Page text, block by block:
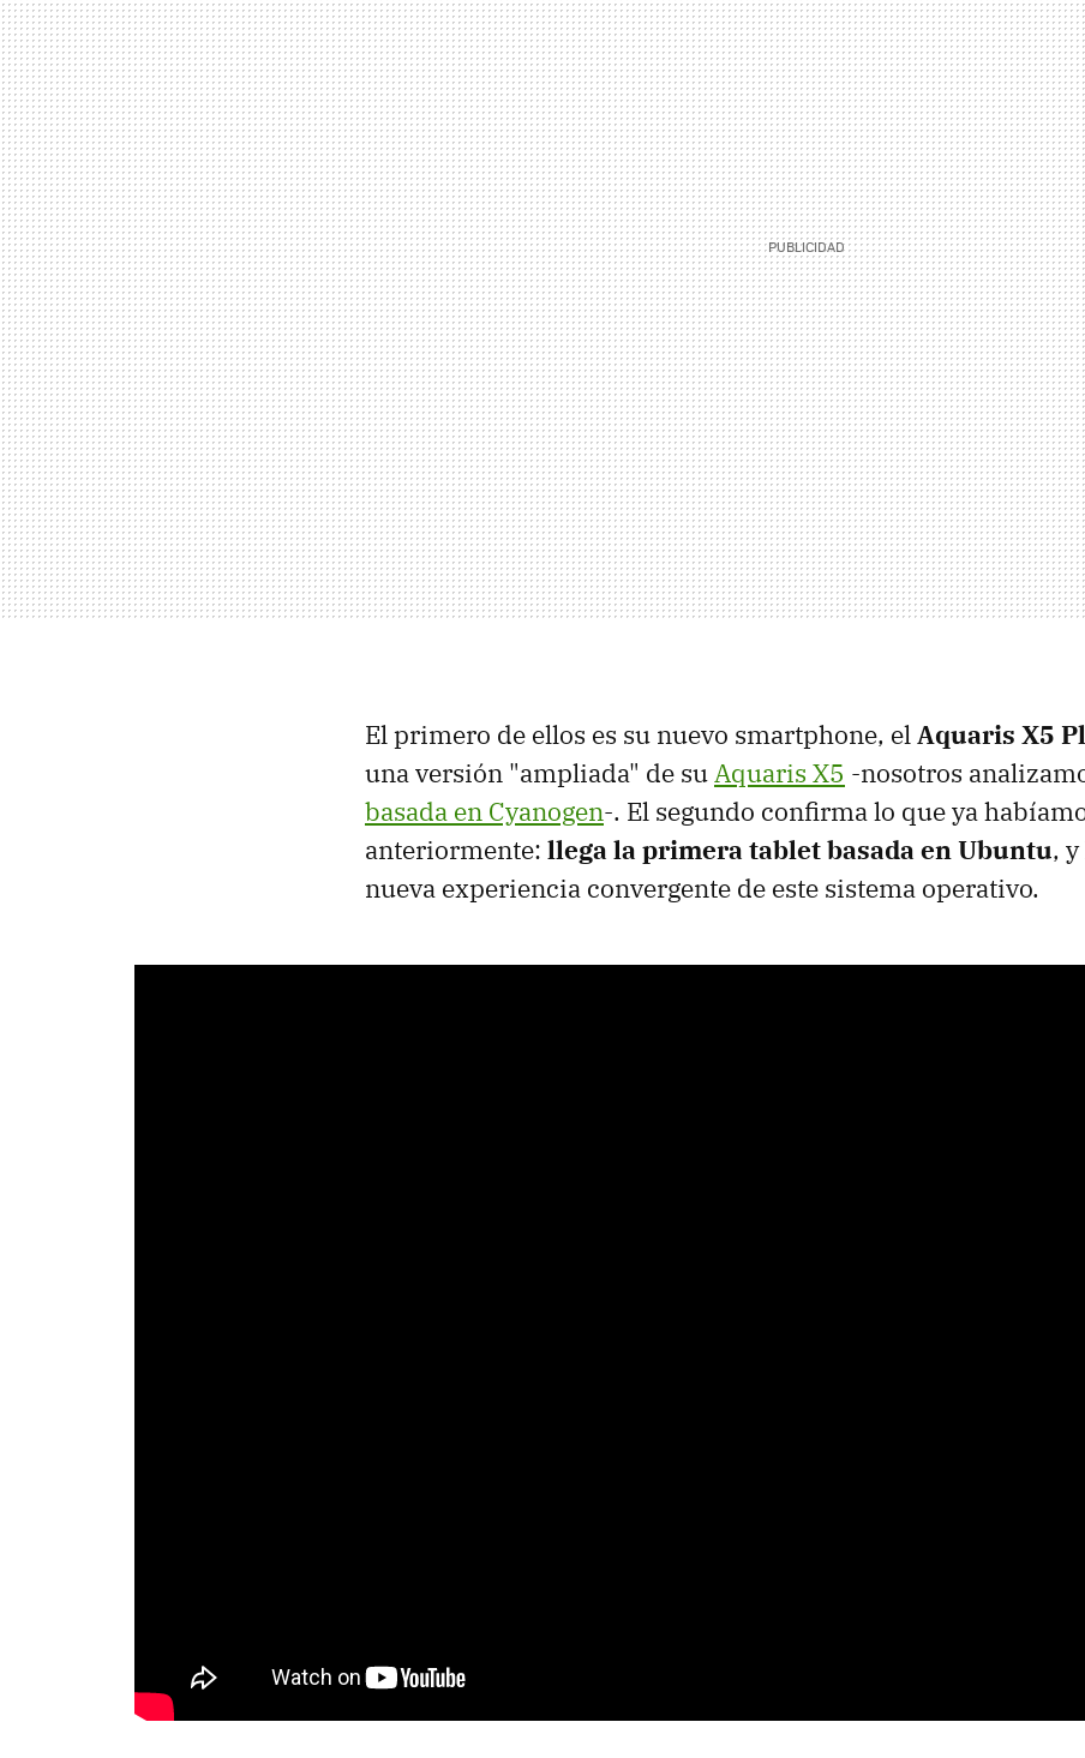
El primero de ellos es su nuevo smartphone, el Aquaris X5
una versión "ampliada" de su Aquaris X5 -nosotros
basada en Cyanogen-. El segundo confirma lo que ya
anteriormente: llega la primera tablet basada en Ubuntu,
nueva experiencia convergente de este sistema operativo.